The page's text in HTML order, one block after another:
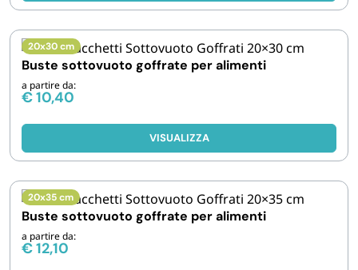
20x30 cm
Buste sottovuoto goffrate per alimenti
a partire da:
€10,40
VISUALIZZA
20x35 cm
Buste sottovuoto goffrate per alimenti
a partire da:
€12,10